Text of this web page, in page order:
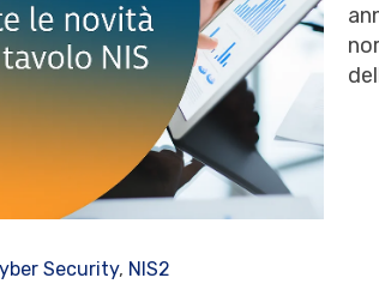
Security, NIS2